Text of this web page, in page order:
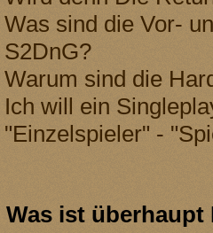
Was sind die Vor-
S2DnG?
Warum sind die
Ich will ein
"Einzelspieler" -
Was ist überhaupt